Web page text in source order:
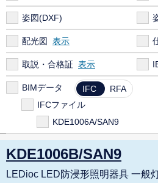
姿図(DXF)
配光図
取説・合格証
BIMデータ IFC
RFA
IFCファイル
KDE1006A/SAN9
KDE1006B/SAN9
LEDioc LED防浸形照明器具 一般灯 FL40Wタイプ